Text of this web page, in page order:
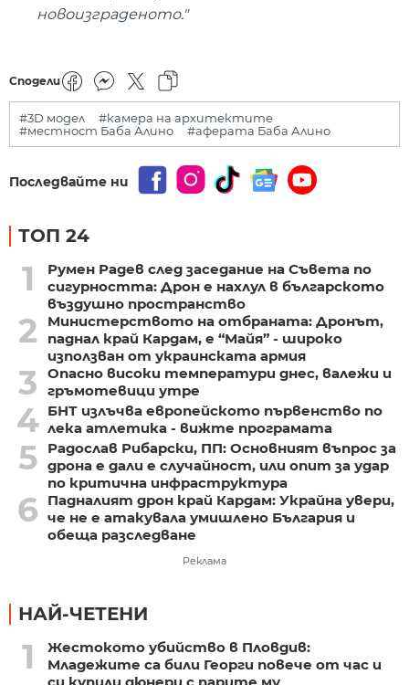
новоизграденото."
Сподели
#3D модел
#камера на архитектите
#местност Баба Алино
#аферата Баба Алино
Последвайте ни
ТОП 24
1
Румен Радев след заседание на Съвета по
сигурността: Дрон е нахлул в българското
въздушно пространство
2
Министерството на отбраната: Дронът,
паднал край Кардам, е “Майя” - широко
използван от украинската армия
3
Опасно високи температури днес, валежи и
гръмотевици утре
4 БНТ излъчва европейското първенство по
лека атлетика - вижте програмата
5
Радослав Рибарски, ПП: Основният въпрос за
дрона е дали е случайност, или опит за удар
по критична инфраструктура
6
Падналият дрон край Кардам: Украйна увери,
че не е атакувала умишлено България и
обеща разследване
Реклама
НАЙ-ЧЕТЕНИ
1
Жестокото убийство в Пловдив:
Младежите са били Георги повече от час и